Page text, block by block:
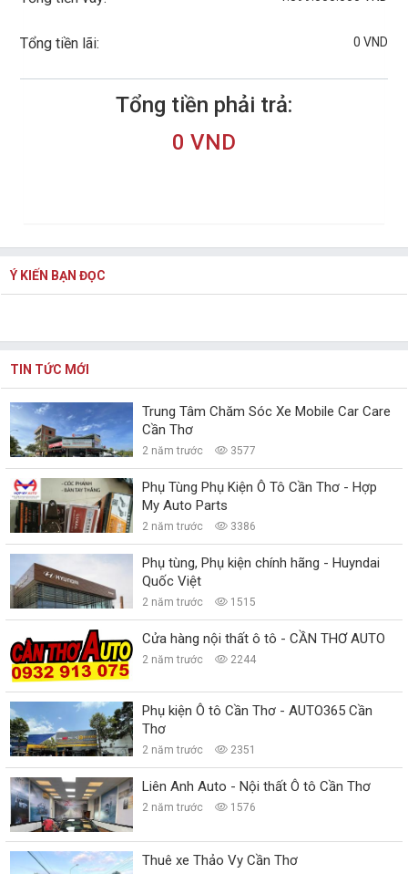
Tổng tiền lãi: 0 VND
Tổng tiền phải trả:
0 VND
Ý KIẾN BẠN ĐỌC
TIN TỨC MỚI
Trung Tâm Chăm Sóc Xe Mobile Car Care
Cần Thơ
2 năm trước 3577
Phụ Tùng Phụ Kiện Ô Tô Cần Thơ - Hợp
My Auto Parts
2 năm trước 3386
Phụ tùng, Phụ kiện chính hãng - Huyndai
Quốc Việt
2 năm trước 1515
Cửa hàng nội thất ô tô - CẦN THƠ AUTO
2 năm trước 2244
Phụ kiện Ô tô Cần Thơ - AUTO365 Cần
Thơ
2 năm trước 2351
Liên Anh Auto - Nội thất Ô tô Cần Thơ
2 năm trước 1576
Thuê xe Thảo Vy Cần Thơ